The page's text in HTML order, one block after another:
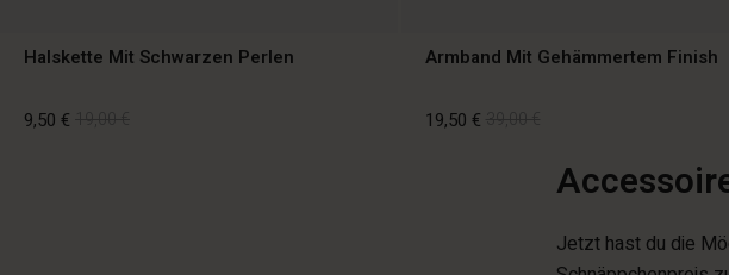
Halskette Mit Schwarzen Perlen
9,50 €
Armband Mit Gehämmertem Finish
19,50 €
Jetzt hast du die